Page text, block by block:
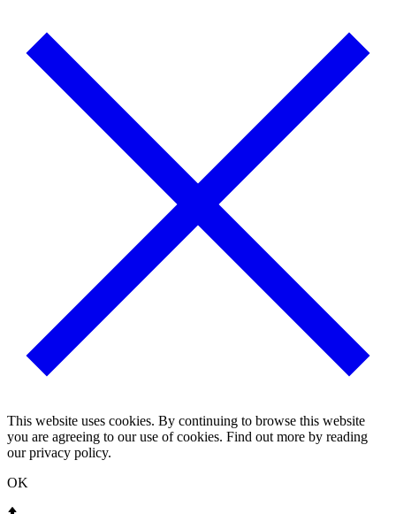
This website uses cookies. By continuing to browse this website
you are agreeing to our use of cookies. Find out more by reading
our privacy policy.
OK